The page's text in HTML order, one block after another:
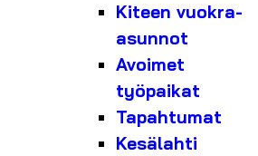
Kiteen vuokra-
asunnot
Avoimet
työpaikat
Tapahtumat
Kesälahti